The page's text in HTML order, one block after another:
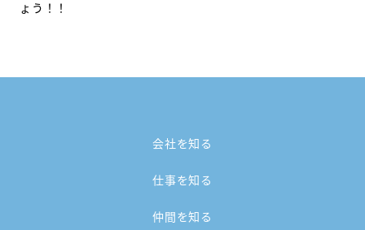
ょう！！
会社を知る
仕事を知る
仲間を知る